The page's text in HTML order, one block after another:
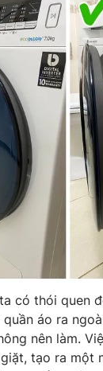
Tấm
Vươn
VTV8
Đài Truyền hình
có thói quen
quần áo ra
nên làm.
tạo ra một